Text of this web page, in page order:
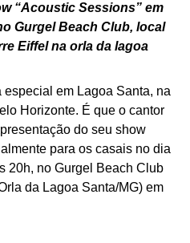
“Acoustic Sessions” em
Gurgel Beach Club, local
Eiffel na orla da lagoa
em Lagoa Santa, na
Horizonte. É que o cantor
do seu show
para os casais no dia
20h, no Gurgel Beach Club
da Lagoa Santa/MG) em